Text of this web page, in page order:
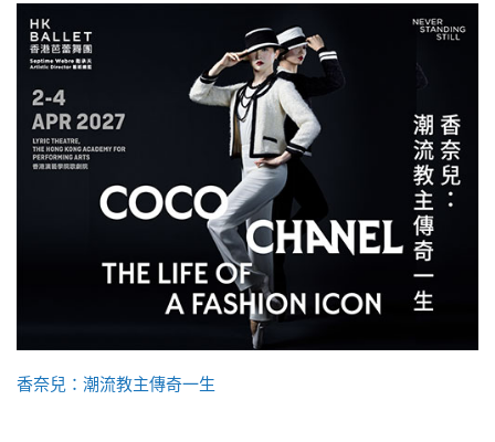
香奈兒：潮流教主傳奇一生